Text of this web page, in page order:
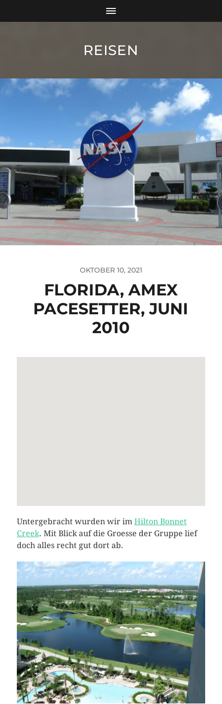
REISEN
OKTOBER 10, 2021
FLORIDA, AMEX
PACESETTER, JUNI
2010
Untergebracht wurden wir im Hilton Bonnet
Creek. Mit Blick auf die Groesse der Gruppe lief
doch alles recht gut dort ab.